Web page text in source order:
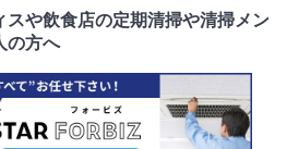
スや飲食店の定期清掃や清掃メン
の方へ